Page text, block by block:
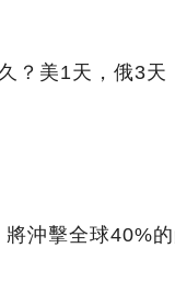
？美1天，俄3天
沖擊全球40%